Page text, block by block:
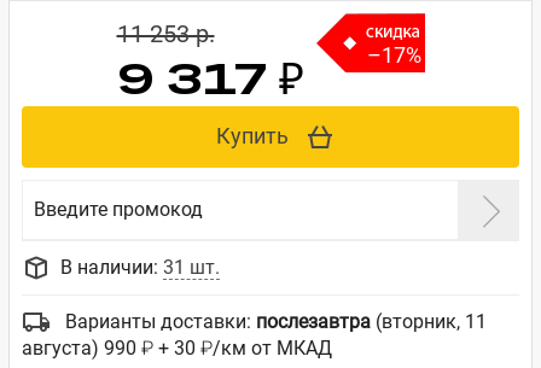
11 253 p.
–17%
9 317 ₽
Купить
Введите промокод
В наличии: 31 шт.
Варианты доставки: послезавтра (вторник, 11
августа) 990 ₽ + 30 ₽/км от МКАД